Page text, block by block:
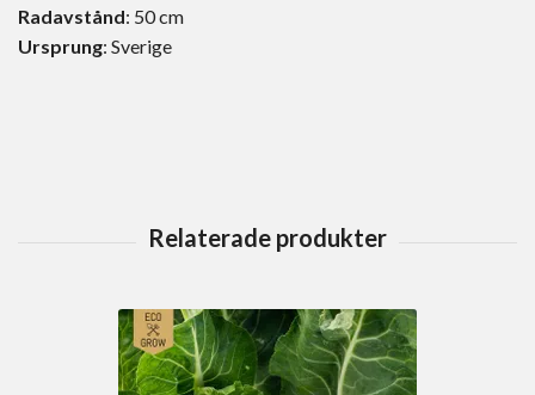
Radavstånd: 50 cm
Ursprung: Sverige